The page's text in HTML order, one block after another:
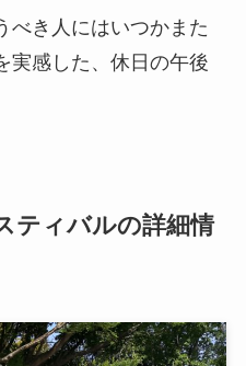
べき人にはいつかまた
実感した、休日の午後
ティバルの詳細情